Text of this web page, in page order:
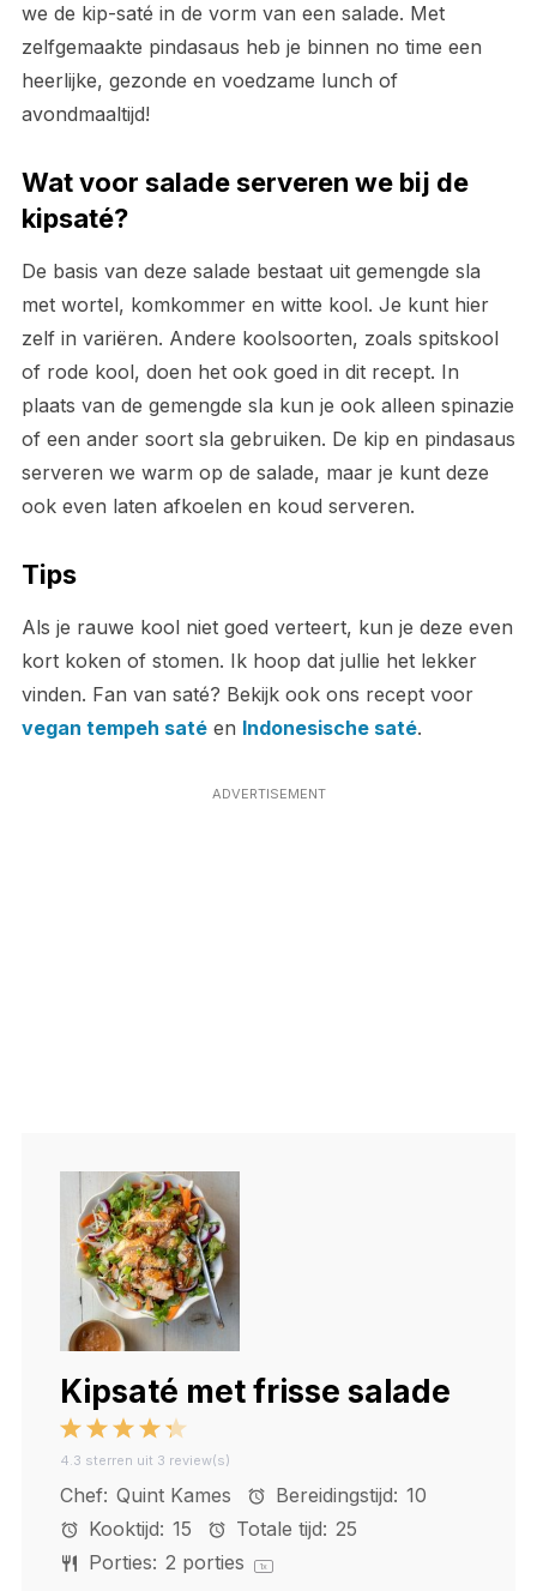
we de kip-saté in de vorm van een salade. Met
zelfgemaakte pindasaus heb je binnen no time een
heerlijke, gezonde en voedzame lunch of
avondmaaltijd!
Wat voor salade serveren we bij de
kipsaté?
De basis van deze salade bestaat uit gemengde sla
met wortel, komkommer en witte kool. Je kunt hier
zelf in variëren. Andere koolsoorten, zoals spitskool
of rode kool, doen het ook goed in dit recept. In
plaats van de gemengde sla kun je ook alleen spinazie
of een ander soort sla gebruiken. De kip en pindasaus
serveren we warm op de salade, maar je kunt deze
ook even laten afkoelen en koud serveren.
Tips
Als je rauwe kool niet goed verteert, kun je deze even
kort koken of stomen. Ik hoop dat jullie het lekker
vinden. Fan van saté? Bekijk ook ons recept voor
vegan tempeh satéen Indonesische saté.
ADVERTISEMENT
Kipsaté met frisse salade
5
Stars
4
Stars
3
Stars
2
Stars
1
Star
4.3 sterren uit 3 review(s)
Chef: Quint Kames Bereidingstijd: 10
Kooktijd: 15 Totale tijd: 25
Porties: 2 porties 1x